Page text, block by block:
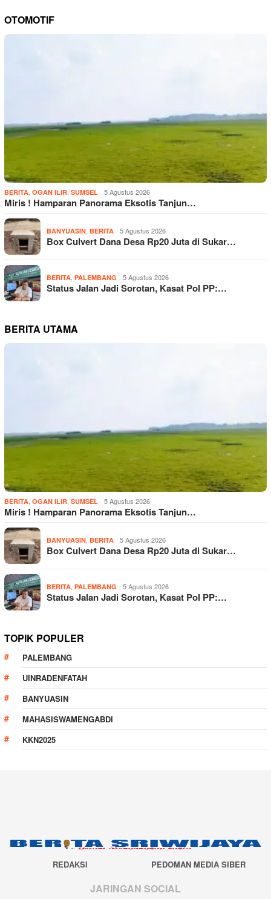
OTOMOTIF
BERITA OGAN ILIR SUMSEL 5 Agustus 2026
Miris ! Hamparan Panorama Eksotis Tanjun…
BANYUASIN BERITA 5 Agustus 2026
Box Culvert Dana Desa Rp20 Juta di Sukar…
BERITA PALEMBANG 5 Agustus 2026
Status Jalan Jadi Sorotan, Kasat Pol PP:…
BERITA UTAMA
BERITA OGAN ILIR SUMSEL 5 Agustus 2026
Miris ! Hamparan Panorama Eksotis Tanjun…
BANYUASIN BERITA 5 Agustus 2026
Box Culvert Dana Desa Rp20 Juta di Sukar…
BERITA PALEMBANG 5 Agustus 2026
Status Jalan Jadi Sorotan, Kasat Pol PP:…
TOPIK POPULER
PALEMBANG
UINRADENFATAH
BANYUASIN
MAHASISWAMENGABDI
KKN2025
REDAKSI PEDOMAN MEDIA SIBER
JARINGAN SOCIAL